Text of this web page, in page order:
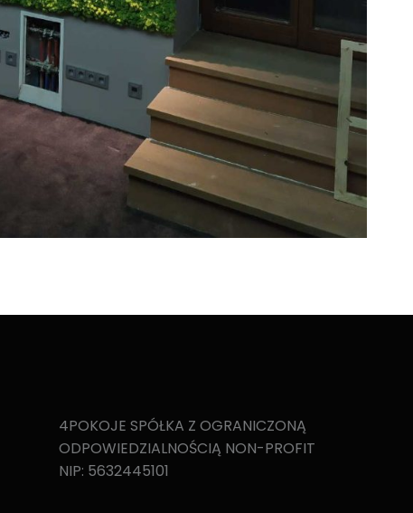
4POKOJE SPÓŁKA Z OGRANICZONĄ
ODPOWIEDZIALNOŚCIĄ NON-PROFIT
NIP: 5632445101